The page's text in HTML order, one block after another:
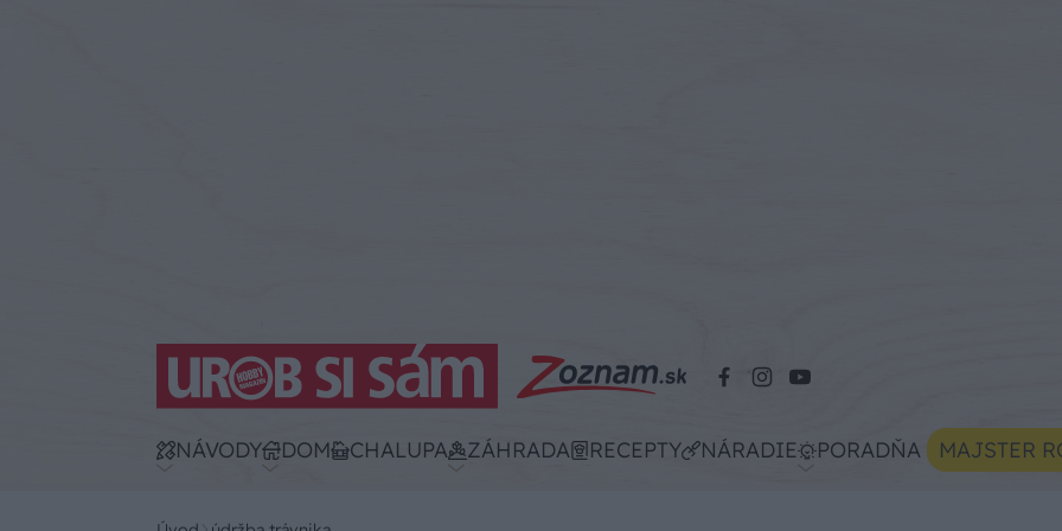
NÁVODY DOM CHALUPA ZÁHRADA RECEPTY NÁRADIE PORADŇA MAJSTER